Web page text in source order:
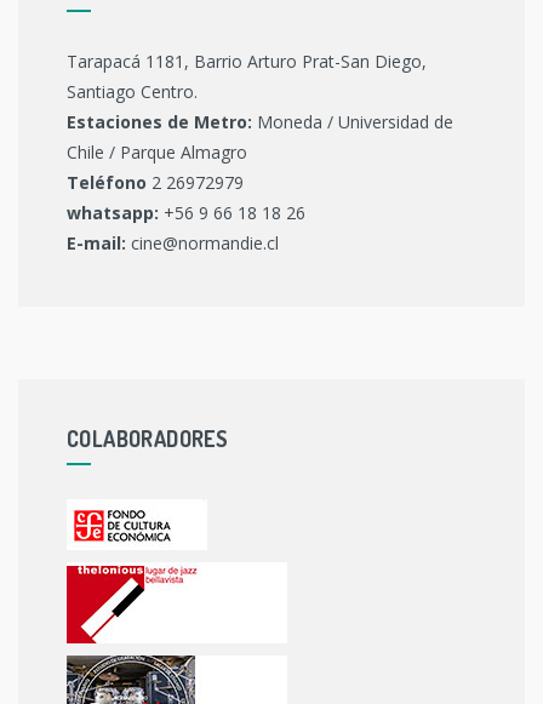
Tarapacá 1181, Barrio Arturo Prat-San Diego,
Santiago Centro.
Estaciones de Metro: Moneda / Universidad de
Chile / Parque Almagro
Teléfono 2 26972979
whatsapp: +56 9 66 18 18 26
E-mail: cine@normandie.cl
COLABORADORES